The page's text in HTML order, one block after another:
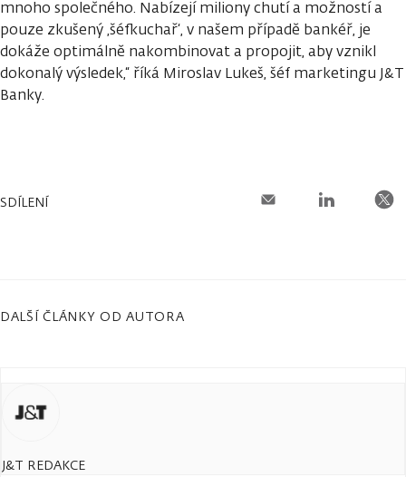
mnoho společného. Nabízejí miliony chutí a možností a
pouze zkušený ‚šéfkuchař‘, v našem případě bankéř, je
dokáže optimálně nakombinovat a propojit, aby vznikl
dokonalý výsledek,“ říká Miroslav Lukeš, šéf marketingu J&T
Banky.
SDÍLENÍ
DALŠÍ ČLÁNKY OD AUTORA
J&T REDAKCE